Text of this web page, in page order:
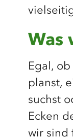
Was
Egal,
planst,
suchst
Ecken
wir sind